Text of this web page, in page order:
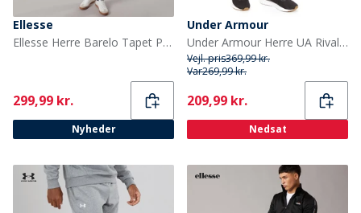
Ellesse
Ellesse Herre Barelo Tapet Polyester Træningsdragt Navy
Current
299,99 kr.
Nyheder
Under Armour
Under Armour Herre UA Rival Fleece Joggingbukser Sort/Hvid
Vejl. pris369,99 kr.
Var269,99 kr.
Current
209,99 kr.
Nedsat